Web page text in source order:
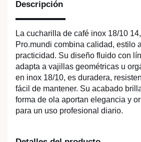
Descripción
La cucharilla de café inox 18/10
Pro.mundi combina calidad, estilo
practicidad. Su diseño fluido con
adapta a vajillas geométricas u
en inox 18/10, es duradera,
fácil de mantener. Su acabado
forma de ola aportan elegancia y
para un uso profesional diario.